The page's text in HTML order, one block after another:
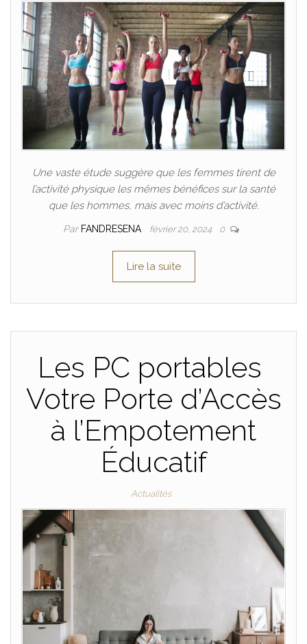
Une vaste étude suggère que les femmes tirent de
l’activité physique les mêmes bénéfices sur la santé
que les hommes, mais avec moins d’activité.
Par FANDRESENA février 20, 2024 0
Lire la suite
Les PC portables
Votre Porte d’Accès
à l’Empotement
Éducatif
Actualités